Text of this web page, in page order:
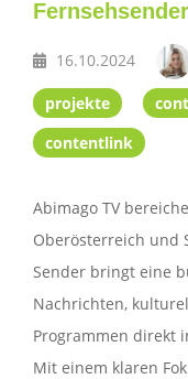
16.10.2024
projekte
contentlink
Abimago TV
Oberösterreich und
Sender bringt eine
Nachrichten,
Programmen direkt
Mit einem klaren